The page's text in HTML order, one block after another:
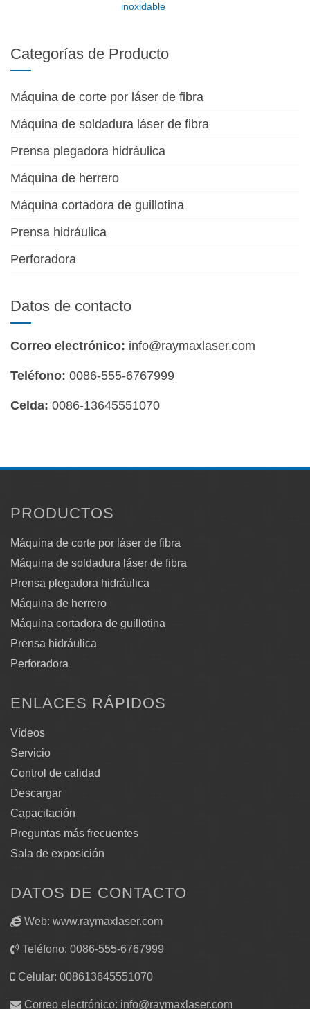
inoxidable
Categorías de Producto
Máquina de corte por láser de fibra
Máquina de soldadura láser de fibra
Prensa plegadora hidráulica
Máquina de herrero
Máquina cortadora de guillotina
Prensa hidráulica
Perforadora
Datos de contacto
Correo electrónico: info@raymaxlaser.com
Teléfono: 0086-555-6767999
Celda: 0086-13645551070
PRODUCTOS
Máquina de corte por láser de fibra
Máquina de soldadura láser de fibra
Prensa plegadora hidráulica
Máquina de herrero
Máquina cortadora de guillotina
Prensa hidráulica
Perforadora
ENLACES RÁPIDOS
Vídeos
Servicio
Control de calidad
Descargar
Capacitación
Preguntas más frecuentes
Sala de exposición
DATOS DE CONTACTO
Web: www.raymaxlaser.com
Teléfono: 0086-555-6767999
Celular: 008613645551070
Correo electrónico: info@raymaxlaser.com